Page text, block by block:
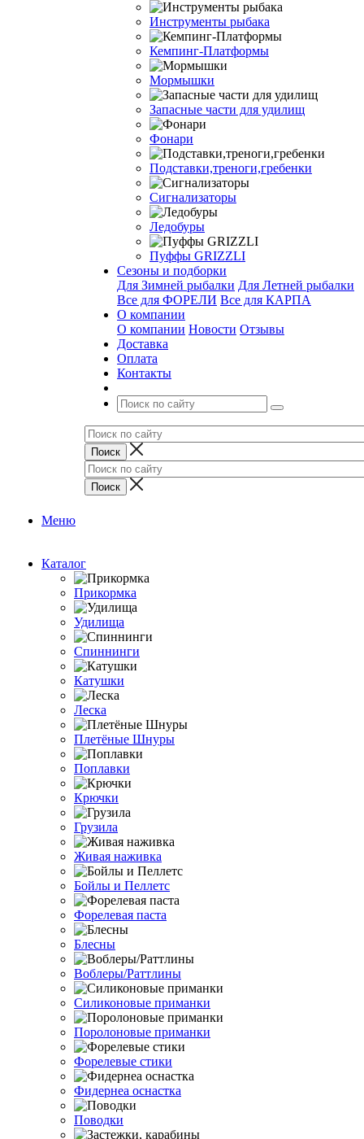
Инструменты рыбака
Кемпинг-Платформы
Мормышки
Запасные части для удилищ
Фонари
Подставки,треноги,гребенки
Сигнализаторы
Ледобуры
Пуффы GRIZZLI
Сезоны и подборки
Для Зимней рыбалки Для Летней рыбалки
Все для ФОРЕЛИ Все для КАРПА
О компании
О компании Новости Отзывы
Доставка
Оплата
Контакты
Меню
Каталог
Прикормка
Удилища
Спиннинги
Катушки
Леска
Плетёные Шнуры
Поплавки
Крючки
Грузила
Живая наживка
Бойлы и Пеллетс
Форелевая паста
Блесны
Воблеры/Раттлины
Силиконовые приманки
Поролоновые приманки
Форелевые стики
Фидернеа оснастка
Поводки